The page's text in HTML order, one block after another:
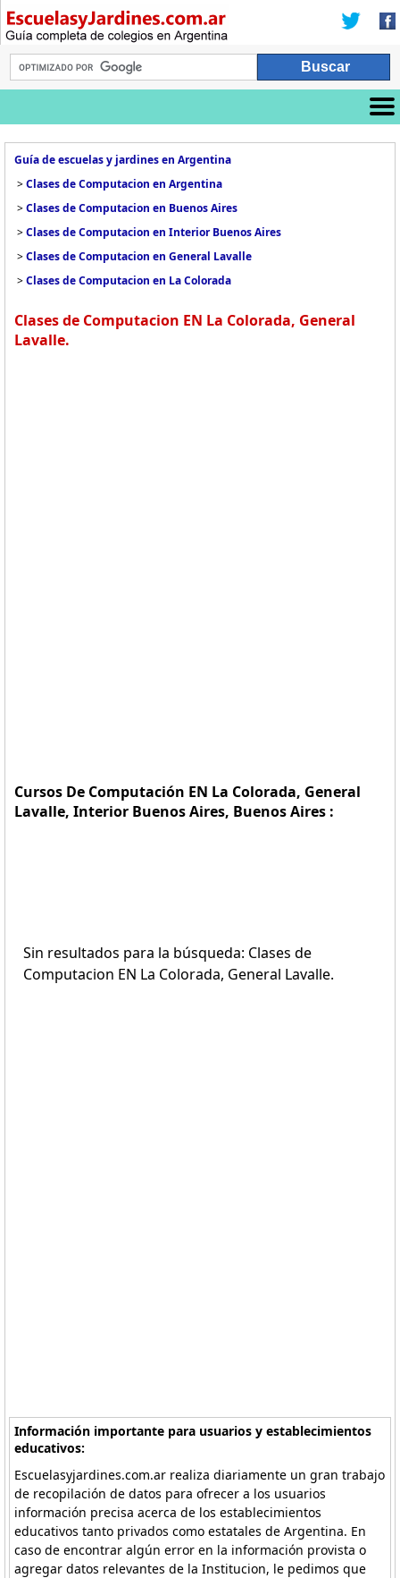
Guía de escuelas y jardines en Argentina
>Clases de Computacion en Argentina
>Clases de Computacion en Buenos Aires
>Clases de Computacion en Interior Buenos Aires
>Clases de Computacion en General Lavalle
>Clases de Computacion en La Colorada
Clases de Computacion EN La Colorada, General
Lavalle.
Cursos De Computación EN La Colorada, General
Lavalle, Interior Buenos Aires, Buenos Aires :
Sin resultados para la búsqueda: Clases de
Computacion EN La Colorada, General Lavalle.
Información importante para usuarios y establecimientos
educativos:
Escuelasyjardines.com.ar realiza diariamente un gran trabajo
de recopilación de datos para ofrecer a los usuarios
información precisa acerca de los establecimientos
educativos tanto privados como estatales de Argentina. En
caso de encontrar algún error en la información provista o
agregar datos relevantes de la Institucion, le pedimos que